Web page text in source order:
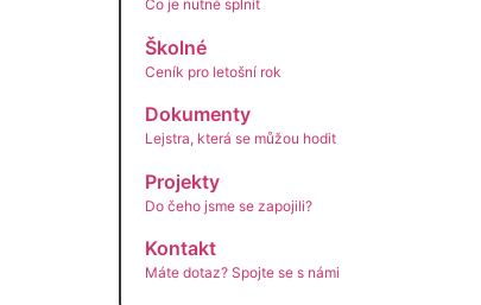
Co je nutné splnit
Školné
Ceník pro letošní rok
Dokumenty
Lejstra, která se můžou hodit
Projekty
Do čeho jsme se zapojili?
Kontakt
Máte dotaz? Spojte se s námi